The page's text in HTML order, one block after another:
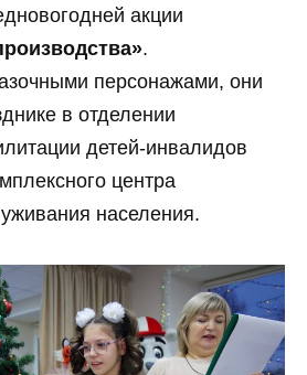
акции
.
персонажами, они
в отделении
детей-инвалидов
центра
населения.